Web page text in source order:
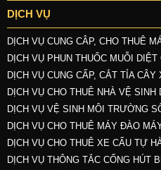
DỊCH VỤ
DỊCH VỤ CUNG CÂP, CHO THUÊ
DỊCH VỤ PHUN THUỐC MUỖI DIỆT
DỊCH VỤ CUNG CẤP, CẮT TỈA CÂY
DỊCH VỤ CHO THUÊ NHÀ VỆ SINH
DỊCH VỤ VỆ SINH MÔI TRƯỜNG
DỊCH VỤ CHO THUÊ MÁY ĐÀO
DỊCH VỤ CHO THUÊ XE CẨU TỰ
DỊCH VỤ THÔNG TẮC CỐNG HÚT